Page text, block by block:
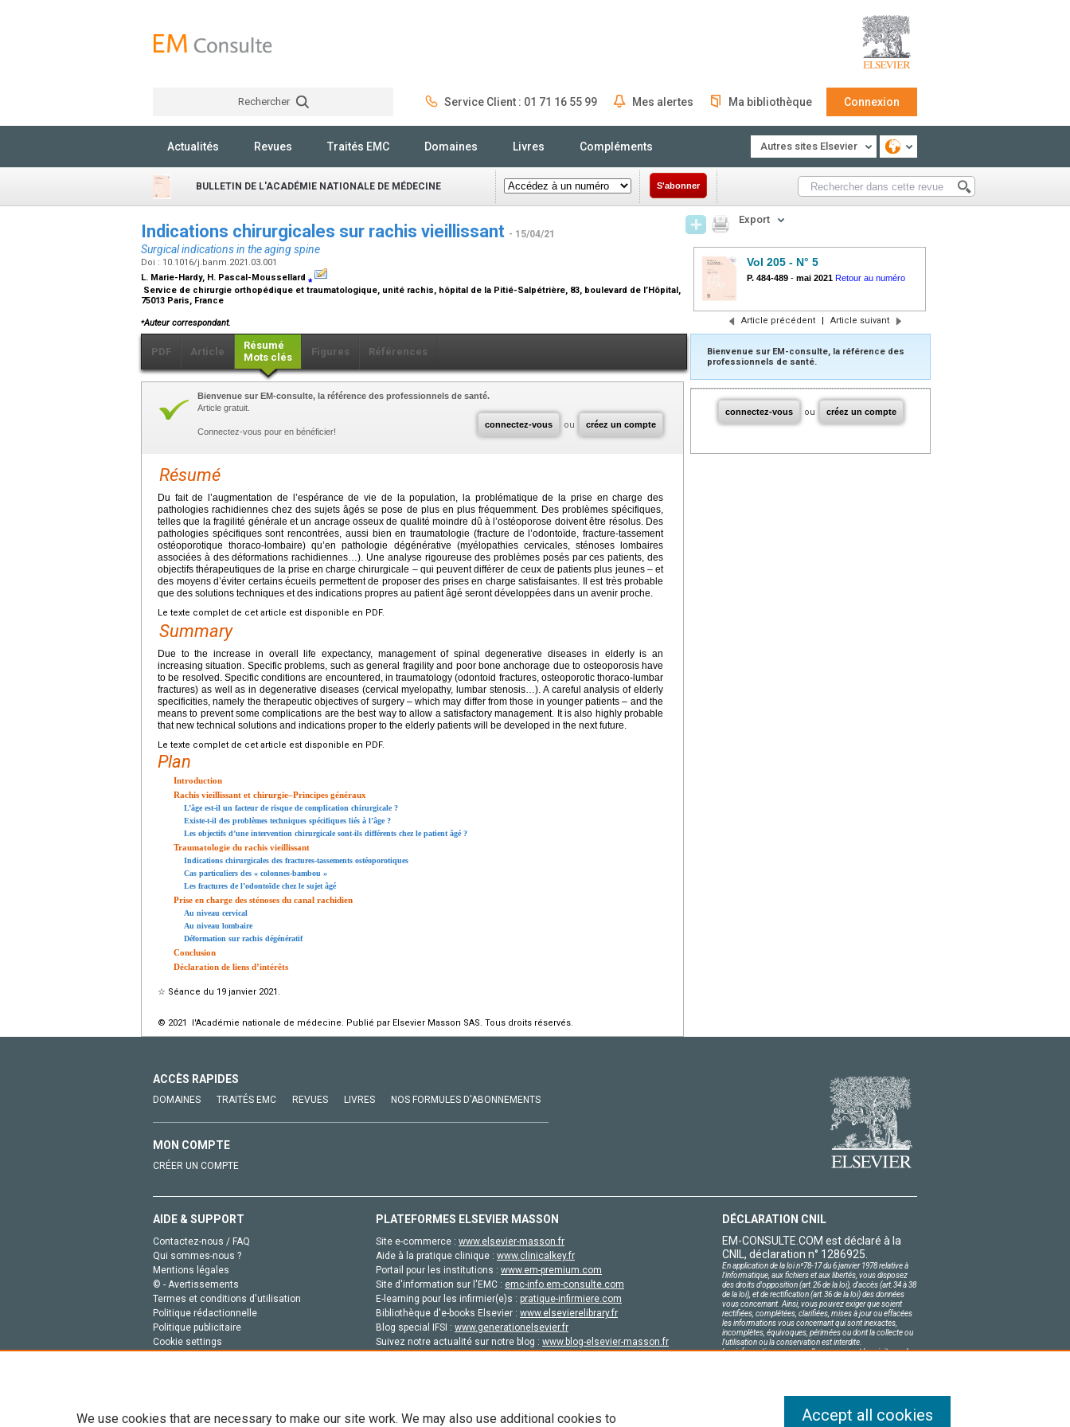
Rechercher Service Client : 01 71 16 55 99 Mes alertes Ma bibliothèque Connexion
Actualités Revues Traités EMC Domaines Livres Compléments Autres sites Elsevier
BULLETIN DE L'ACADÉMIE NATIONALE DE MÉDECINE S'abonner
Indications chirurgicales sur rachis vieillissant - 15/04/21
Surgical indications in the aging spine
Doi : 10.1016/j.banm.2021.03.001
L. Marie-Hardy, H. Pascal-Moussellard ⁎
Service de chirurgie orthopédique et traumatologique, unité rachis, hôpital de la Pitié-Salpétrière, 83, boulevard de l’Hôpital,
75013 Paris, France
⁎Auteur correspondant.
PDF Article
Résumé
Mots clés
Figures Références
connectez-vous ou créez un compte
Bienvenue sur EM-consulte, la référence des professionnels de santé.
Article gratuit.
Connectez-vous pour en bénéficier!
Résumé
Du fait de l’augmentation de l’espérance de vie de la population, la problématique de la prise en charge des
pathologies rachidiennes chez des sujets âgés se pose de plus en plus fréquemment. Des problèmes spécifiques,
telles que la fragilité générale et un ancrage osseux de qualité moindre dû à l’ostéoporose doivent être résolus. Des
pathologies spécifiques sont rencontrées, aussi bien en traumatologie (fracture de l’odontoïde, fracture-tassement
ostéoporotique thoraco-lombaire) qu’en pathologie dégénérative (myélopathies cervicales, sténoses lombaires
associées à des déformations rachidiennes…). Une analyse rigoureuse des problèmes posés par ces patients, des
objectifs thérapeutiques de la prise en charge chirurgicale – qui peuvent différer de ceux de patients plus jeunes – et
des moyens d’éviter certains écueils permettent de proposer des prises en charge satisfaisantes. Il est très probable
que des solutions techniques et des indications propres au patient âgé seront développées dans un avenir proche.
Le texte complet de cet article est disponible en PDF.
Summary
Due to the increase in overall life expectancy, management of spinal degenerative diseases in elderly is an
increasing situation. Specific problems, such as general fragility and poor bone anchorage due to osteoporosis have
to be resolved. Specific conditions are encountered, in traumatology (odontoid fractures, osteoporotic thoraco-lumbar
fractures) as well as in degenerative diseases (cervical myelopathy, lumbar stenosis…). A careful analysis of elderly
specificities, namely the therapeutic objectives of surgery – which may differ from those in younger patients – and the
means to prevent some complications are the best way to allow a satisfactory management. It is also highly probable
that new technical solutions and indications proper to the elderly patients will be developed in the next future.
Le texte complet de cet article est disponible en PDF.
Plan
Introduction
Rachis vieillissant et chirurgie–Principes généraux
L’âge est-il un facteur de risque de complication chirurgicale ?
Existe-t-il des problèmes techniques spécifiques liés à l’âge ?
Les objectifs d’une intervention chirurgicale sont-ils différents chez le patient âgé ?
Traumatologie du rachis vieillissant
Indications chirurgicales des fractures-tassements ostéoporotiques
Cas particuliers des « colonnes-bambou »
Les fractures de l’odontoïde chez le sujet âgé
Prise en charge des sténoses du canal rachidien
Au niveau cervical
Au niveau lombaire
Déformation sur rachis dégénératif
Conclusion
Déclaration de liens d’intérêts
☆ Séance du 19 janvier 2021.
© 2021 l'Académie nationale de médecine. Publié par Elsevier Masson SAS. Tous droits réservés.
Export
Vol 205 - N° 5
P. 484-489 - mai 2021 Retour au numéro
Article précédent | Article suivant
Bienvenue sur EM-consulte, la référence des
professionnels de santé.
connectez-vous ou créez un compte
ACCÈS RAPIDES
DOMAINES TRAITÉS EMC REVUES LIVRES NOS FORMULES D'ABONNEMENTS
MON COMPTE
CRÉER UN COMPTE
AIDE & SUPPORT
Contactez-nous / FAQ
Qui sommes-nous ?
Mentions légales
© - Avertissements
Termes et conditions d'utilisation
Politique rédactionnelle
Politique publicitaire
Cookie settings
PLATEFORMES ELSEVIER MASSON
Site e-commerce : www.elsevier-masson.fr
Aide à la pratique clinique : www.clinicalkey.fr
Portail pour les institutions : www.em-premium.com
Site d'information sur l'EMC : emc-info.em-consulte.com
E-learning pour les infirmier(e)s : pratique-infirmiere.com
Bibliothèque d'e-books Elsevier : www.elsevierelibrary.fr
Blog special IFSI : www.generationelsevier.fr
Suivez notre actualité sur notre blog : www.blog-elsevier-masson.fr
DÉCLARATION CNIL
EM-CONSULTE.COM est déclaré à la
CNIL, déclaration n° 1286925.
En application de la loi nº78-17 du 6 janvier 1978 relative à
l'informatique, aux fichiers et aux libertés, vous disposez
des droits d'opposition (art.26 de la loi), d'accès (art.34 à 38
de la loi), et de rectification (art.36 de la loi) des données
vous concernant. Ainsi, vous pouvez exiger que soient
rectifiées, complétées, clarifiées, mises à jour ou effacées
les informations vous concernant qui sont inexactes,
incomplètes, équivoques, périmées ou dont la collecte ou
l'utilisation ou la conservation est interdite.
Les informations personnelles concernant les visiteurs de
We use cookies that are necessary to make our site work. We may also use additional cookies to Accept all cookies